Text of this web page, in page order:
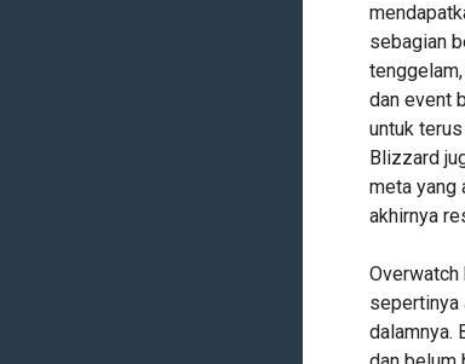
sebagian
dan event
untuk
Blizzard
meta yang
akhirnya
sepertinya
dalamnya.